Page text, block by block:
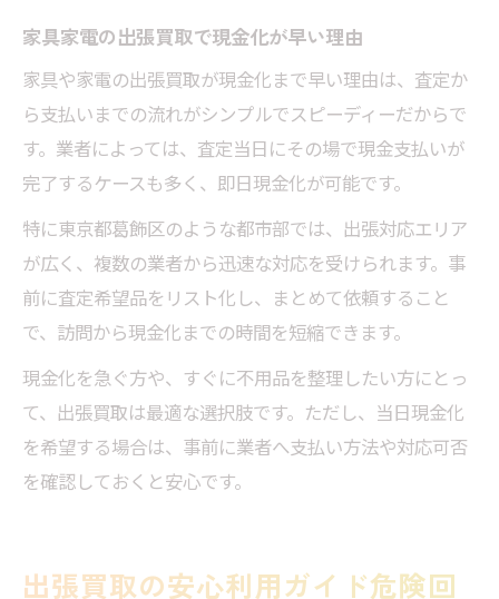
家具家電の出張買取で現金化が早い理由
家具や家電の出張買取が現金化まで早い理由は、査定か
ら支払いまでの流れがシンプルでスピーディーだからで
す。業者によっては、査定当日にその場で現金支払いが
完了するケースも多く、即日現金化が可能です。
特に東京都葛飾区のような都市部では、出張対応エリア
が広く、複数の業者から迅速な対応を受けられます。事
前に査定希望品をリスト化し、まとめて依頼すること
で、訪問から現金化までの時間を短縮できます。
現金化を急ぐ方や、すぐに不用品を整理したい方にとっ
て、出張買取は最適な選択肢です。ただし、当日現金化
を希望する場合は、事前に業者へ支払い方法や対応可否
を確認しておくと安心です。
出張買取の安心利用ガイド危険回